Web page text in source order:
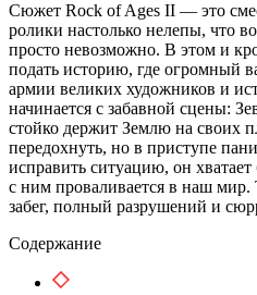
Сюжет Rock of Ages II — это
ролики настолько нелепы, что
просто невозможно. В этом и
подать историю, где огромный
армии великих художников и
начинается с забавной сцены:
стойко держит Землю на своих
передохнуть, но в приступе
исправить ситуацию, он
с ним проваливается в наш мир.
забег, полный разрушений и
Содержание